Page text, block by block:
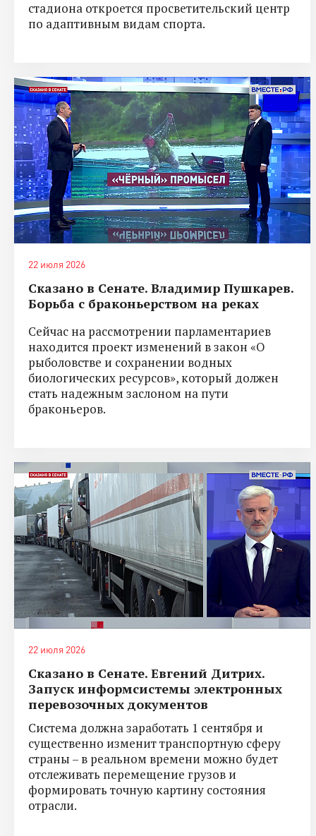
стадиона откроется просветительский центр
по адаптивным видам спорта.
22 июля 2026
Сказано в Сенате. Владимир Пушкарев.
Борьба с браконьерством на реках
Сейчас на рассмотрении парламентариев
находится проект изменений в закон «О
рыболовстве и сохранении водных
биологических ресурсов», который должен
стать надежным заслоном на пути
браконьеров.
22 июля 2026
Сказано в Сенате. Евгений Дитрих.
Запуск информсистемы электронных
перевозочных документов
Система должна заработать 1 сентября и
существенно изменит транспортную сферу
страны – в реальном времени можно будет
отслеживать перемещение грузов и
формировать точную картину состояния
отрасли.